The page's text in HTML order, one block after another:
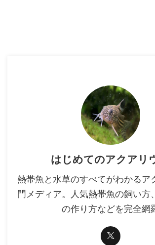
はじめてのアクアリ
熱帯魚と水草のすべてがわかるア
門メディア。人気熱帯魚の飼い方
の作り方などを完全網